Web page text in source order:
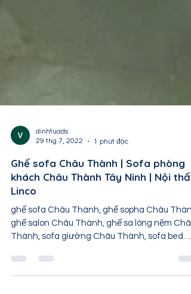
dinhtuads
29 thg 7, 2022
1 phút đọc
Ghế sofa Châu Thành | Sofa phòng
khách Châu Thành Tây Ninh | Nội thất
Linco
ghế sofa Châu Thành, ghế sopha Châu
ghế salon Châu Thành, ghế sa lông nệm Châu